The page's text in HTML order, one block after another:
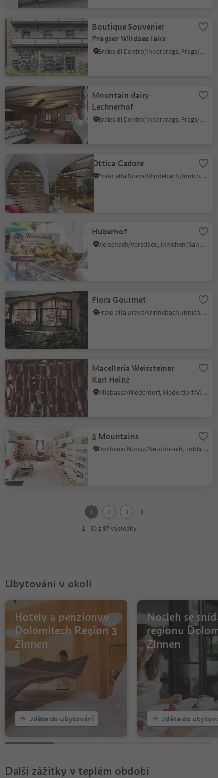
Boutique Souvenier
Pragser Wildsee lake
Braies di Dentro/Innerprags, Prags/Braies, Dolomites Region 3 Zinnen
Mountain dairy
Lechnerhof
Braies di Dentro/Innerprags, Prags/Braies, Dolomites Region 3 Zinnen
Ottica Cadore
Prato alla Drava/Winnebach, Innichen/San Candido, Dolomites Region 3 Zinnen
Huberhof
Vierschach/Versciaco, Innichen/San Candido, Dolomites Region 3 Zinnen
Flora Gourmet
Prato alla Drava/Winnebach, Innichen/San Candido, Dolomites Region 3 Zinnen
Macelleria Weissteiner
Karl Heinz
Villabassa/Niederdorf, Niederdorf/Villabassa, Dolomites Region 3 Zinnen
3 Mountains
Dobbiaco Nuova/Neutoblach, Toblach/Dobbiaco, Dolomites Region 3 Zinnen
1 2
3
1 - 30 z 87 výsledky
Ubytování v okolí
Hotely a penzionyv
Dolomitech Region 3
Zinnen
Jděte do ubytování
Nocleh se
regionu
Zinnen
Jděte do
Další zážitky v teplém období